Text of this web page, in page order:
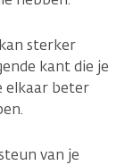
sterker
kant die je
elkaar beter
van je